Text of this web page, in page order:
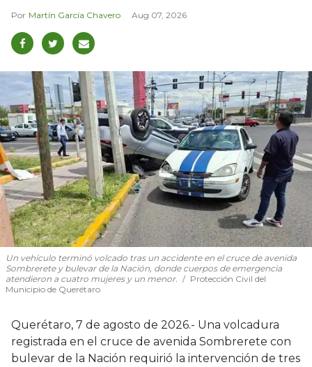
Martín García Chavero Aug 07, 2026
Un vehículo terminó volcado tras un accidente en el cruce de avenida
Sombrerete y bulevar de la Nación, donde cuerpos de emergencia
atendieron a cuatro mujeres y un menor.
Protección Civil del
Municipio de Querétaro
Querétaro, 7 de agosto de 2026.- Una volcadura
registrada en el cruce de avenida Sombrerete con
bulevar de la Nación requirió la intervención de tres